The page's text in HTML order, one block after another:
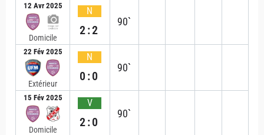
12 Avr 2025
Domicile
N
2:2
90`
22 Fév 2025
Extérieur
N
0:0
90`
15 Fév 2025
Domicile
V
2:0
90`